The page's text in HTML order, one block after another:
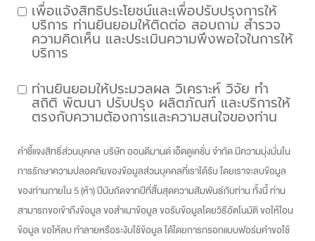
เพื่อแจ้งสิทธิประโยชน์และเพื่อปรับปรุงการให้
บริการ ท่านยินยอมให้ติดต่อ สอบถาม สำรวจ
ความคิดเห็น และประเมินความพึงพอใจในการให้
บริการ
ท่านยินยอมให้ประมวลผล วิเคราะห์ วิจัย ทำ
สถิติ พัฒนา ปรับปรุง ผลิตภัณฑ์ และบริการให้
ตรงกับความต้องการและความสนใจของท่าน
คำชี้แจงสิทธิ์ส่วนบุคคล บริษัท ออนดีมานด์ เอ็ดดูเคชั่น จำกัด มีความมุ่งมั่นใน
การรักษาความปลอดภัยของข้อมูลส่วนบุคคลที่เราได้รับ โดยเราจะลบข้อมูล
ของท่านภายใน 5 (ห้า) ปีนับถัดจากปีที่สิ้นสุดความสัมพันธ์กับท่าน ทั้งนี้ ท่าน
สามารถขอเข้าถึงข้อมูล ขอสำเนาข้อมูล ขอรับข้อมูลโดยวิธีอัตโนมัติ ขอให้โอน
ข้อมูล ขอให้ลบ ทำลายหรือระงับใช้ข้อมูล ได้โดยการกรอกแบบฟอร์มคำขอใช้